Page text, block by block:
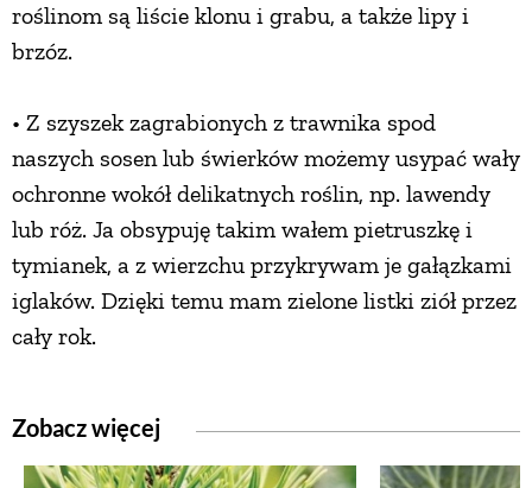
roślinom są liście klonu i grabu, a także lipy i
brzóz.
• Z szyszek zagrabionych z trawnika spod
naszych sosen lub świerków możemy usypać wały
ochronne wokół delikatnych roślin, np. lawendy
lub róż. Ja obsypuję takim wałem pietruszkę i
tymianek, a z wierzchu przykrywam je gałązkami
iglaków. Dzięki temu mam zielone listki ziół przez
cały rok.
Zobacz więcej